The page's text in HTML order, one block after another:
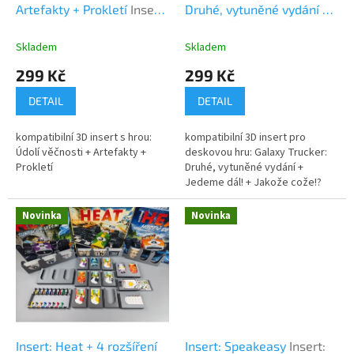
Artefakty + Prokletí Insert:
Artifacts + Curse
Skladem
299 Kč
DETAIL
kompatibilní 3D insert s hrou:
Údolí věčnosti + Artefakty +
Prokletí
Druhé, vytuněné vydání +
cože!?Insert: Galaxy
Keep on Trucking + Do
What?!
Skladem
299 Kč
DETAIL
kompatibilní 3D insert pro
deskovou hru: Galaxy Trucker:
Druhé, vytuněné vydání +
Jedeme dál! + Jakože cože!?
Novinka
Insert: Heat + 4 rozšíření
Novinka
Insert: Speakeasy Insert: